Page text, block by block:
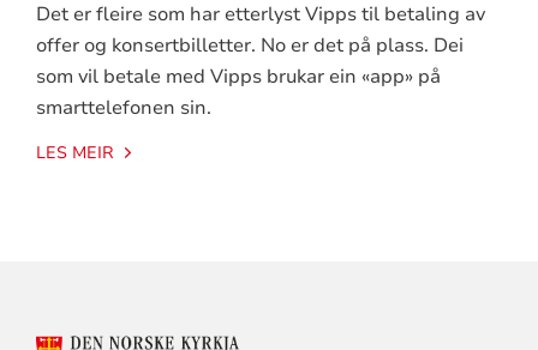
Det er fleire som har etterlyst Vipps til betaling av
offer og konsertbilletter. No er det på plass. Dei
som vil betale med Vipps brukar ein «app» på
smarttelefonen sin.
LES MEIR